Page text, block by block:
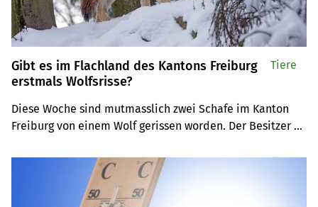
Gibt es im Flachland des Kantons Freiburg
erstmals Wolfsrisse?
Diese Woche sind mutmasslich zwei Schafe im Kanton
Freiburg von einem Wolf gerissen worden. Der Besitzer
Proben genommen.
Tiere